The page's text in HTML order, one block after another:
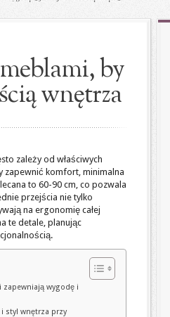
by
wnętrza
zależy od właściwych
zapewnić komfort, minimalna
to 60-90 cm, co pozwala
przejścia nie tylko
na ergonomię całej
te detale, planując
zapewniają wygodę i
styl wnętrza przy